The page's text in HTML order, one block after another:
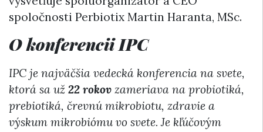
spoločnosti Perbiotix Martin Haranta, MSc.
O konferencii IPC
IPC je najväčšia vedecká konferencia na svete,
ktorá sa už 22 rokov zameriava na probiotiká,
prebiotiká, črevnú mikrobiotu, zdravie a
výskum mikrobiómu vo svete. Je kľúčovým